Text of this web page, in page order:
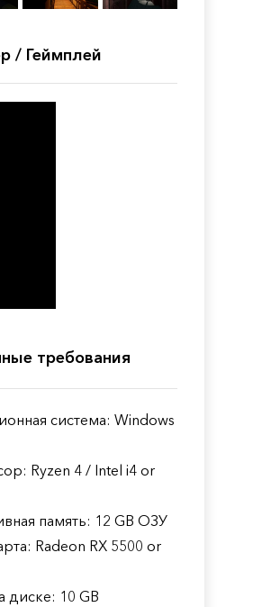
/ Геймплей
требования
система: Windows
Ryzen 4 / Intel i4 or
память: 12 GB ОЗУ
Radeon RX 5500 or
диске: 10 GB